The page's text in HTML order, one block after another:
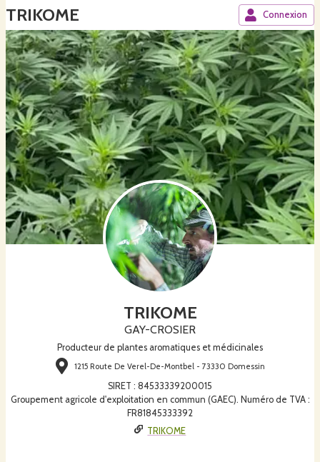
TRIKOME Connexion
TRIKOME
GAY-CROSIER
Producteur de plantes aromatiques et médicinales
1215 Route De Verel-De-Montbel - 73330 Domessin
SIRET : 84533339200015
Groupement agricole d'exploitation en commun (GAEC). Numéro de TVA :
FR81845333392
TRIKOME